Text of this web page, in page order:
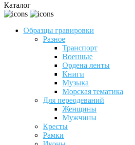
Каталог
Образцы гравировки
Разное
Транспорт
Военные
Ордена ленты
Книги
Музыка
Морская тематика
Для переодеваний
Женщины
Мужчины
Кресты
Рамки